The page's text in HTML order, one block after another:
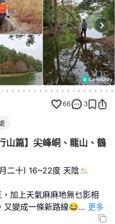
66 3
山篇】尖峰峒、龍山、鶴
二十) 16~22度 天陰🌥
加上天氣麻麻地無乜影相
又變成一條新路線😂... 更多